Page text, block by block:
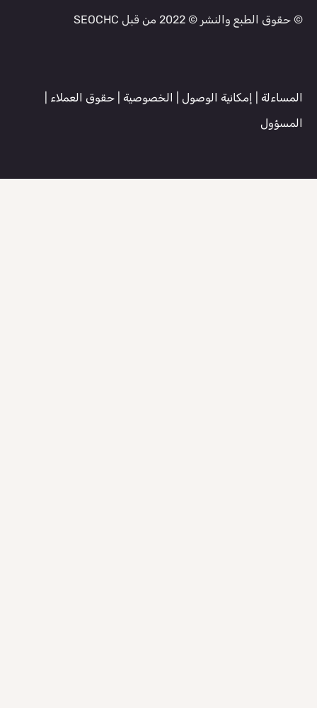
© حقوق الطبع والنشر © 2022 من قبل SEOCHC
المساءلة إمكانية الوصول الخصوصية حقوق العملاء
المسؤول